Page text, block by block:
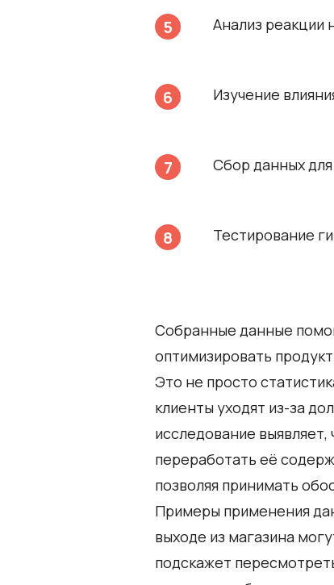
Анализ реакции
Изучение
Сбор данных
Тестирование
Собранные данные
оптимизировать
Это не просто
клиенты уходят из-за
исследование
переработать её
позволяя принимать
Примеры применения
выходе из магазина
подскажет